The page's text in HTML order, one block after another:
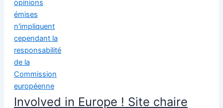
Involved in Europe ! Site chaire